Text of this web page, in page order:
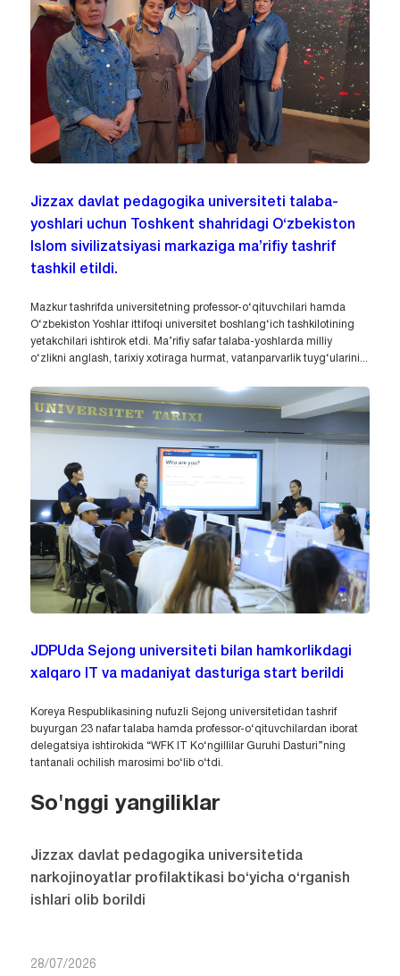
Jizzax davlat pedagogika universiteti talaba-
yoshlari uchun Toshkent shahridagi O‘zbekiston
Islom sivilizatsiyasi markaziga ma’rifiy tashrif
tashkil etildi.
Mazkur tashrifda universitetning professor-o‘qituvchilari hamda
O‘zbekiston Yoshlar ittifoqi universitet boshlang‘ich tashkilotining
yetakchilari ishtirok etdi. Ma’rifiy safar talaba-yoshlarda milliy
o‘zlikni anglash, tarixiy xotiraga hurmat, vatanparvarlik tuyg‘ularini...
JDPUda Sejong universiteti bilan hamkorlikdagi
xalqaro IT va madaniyat dasturiga start berildi
Koreya Respublikasining nufuzli Sejong universitetidan tashrif
buyurgan 23 nafar talaba hamda professor-o‘qituvchilardan iborat
delegatsiya ishtirokida “WFK IT Ko‘ngillilar Guruhi Dasturi”ning
tantanali ochilish marosimi bo‘lib o‘tdi.
So'nggi yangiliklar
Jizzax davlat pedagogika universitetida
narkojinoyatlar profilaktikasi bo‘yicha o‘rganish
ishlari olib borildi
28/07/2026